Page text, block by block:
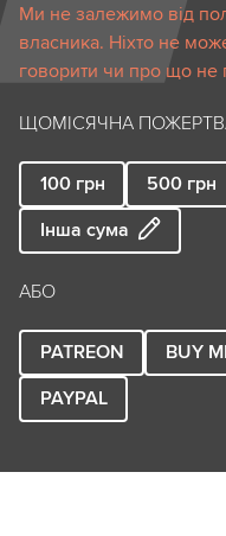
Ми не залежимо від
власника. Ніхто не
говорити чи про що не
ЩОМІСЯЧНА
100 грн 500 грн
Інша сума
АБО
PATREON BUY
PAYPAL